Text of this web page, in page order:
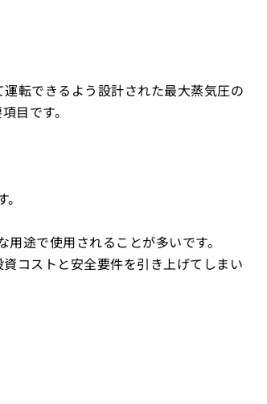
転できるよう設計された最大蒸気圧の
目です。
途で使用されることが多いです。
コストと安全要件を引き上げてしまい